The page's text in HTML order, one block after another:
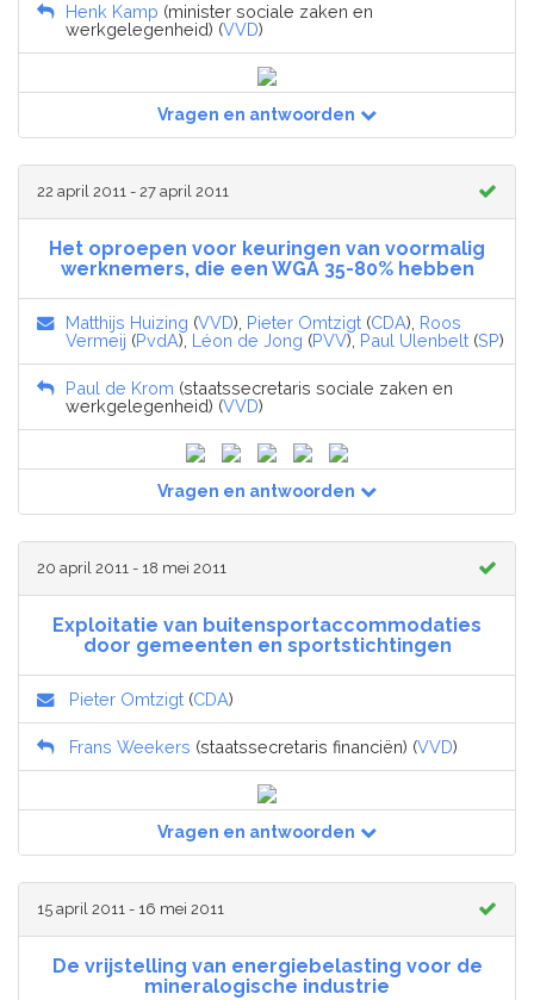
Henk Kamp (minister sociale zaken en
werkgelegenheid) (VVD)
Vragen en antwoorden
22 april 2011 - 27 april 2011
Het oproepen voor keuringen van voormalig
werknemers, die een WGA 35-80% hebben
Matthijs Huizing (VVD), Pieter Omtzigt (CDA), Roos
Vermeij (PvdA), Léon de Jong (PVV), Paul Ulenbelt (SP)
Paul de Krom (staatssecretaris sociale zaken en
werkgelegenheid) (VVD)
Vragen en antwoorden
20 april 2011 - 18 mei 2011
Exploitatie van buitensportaccommodaties
door gemeenten en sportstichtingen
Pieter Omtzigt (CDA)
Frans Weekers (staatssecretaris financiën) (VVD)
Vragen en antwoorden
15 april 2011 - 16 mei 2011
De vrijstelling van energiebelasting voor de
mineralogische industrie